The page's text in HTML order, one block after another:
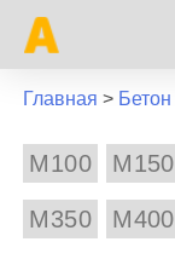
Главная > Бетон
М100 М150
М350 М400